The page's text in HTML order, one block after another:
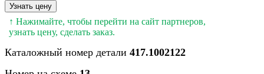
Узнать цену
↑ Нажимайте, чтобы перейти на сайт партнеров,
узнать цену, сделать заказ.
Каталожный номер детали 417.1002122